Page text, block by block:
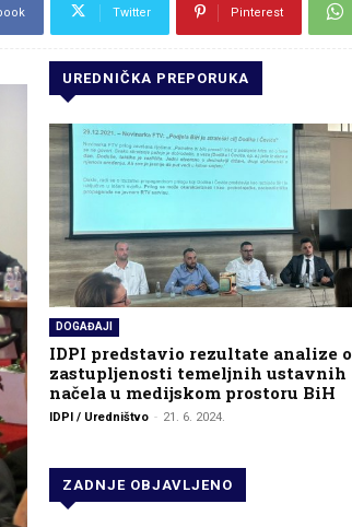
Twitter Pinterest
UREDNIČKA PREPORUKA
DOGAĐAJI
IDPI predstavio rezultate analize o
zastupljenosti temeljnih ustavnih
načela u medijskom prostoru BiH
IDPI / Uredništvo - 21. 6. 2024.
ZADNJE OBJAVLJENO